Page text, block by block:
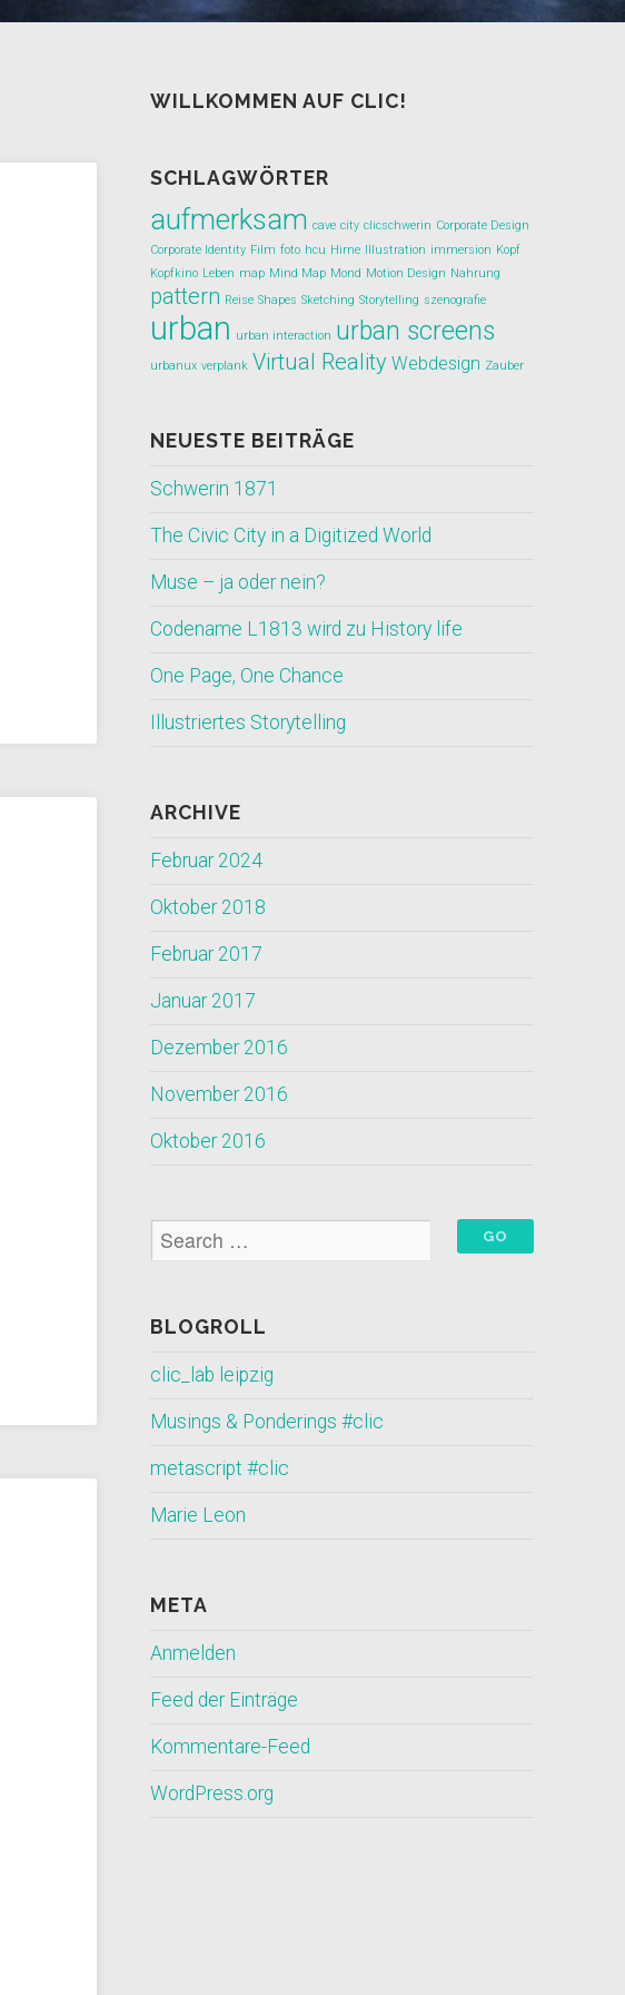
WILLKOMMEN AUF CLIC!
SCHLAGWÖRTER
aufmerksam cave city clicschwerin Corporate Design
Corporate Identity Film foto hcu Hirne Illustration immersion Kopf
Kopfkino Leben map Mind Map Mond Motion Design Nahrung
pattern Reise Shapes Sketching Storytelling szenografie
urban urban interaction urban screens
urbanux verplank Virtual Reality Webdesign Zauber
NEUESTE BEITRÄGE
Schwerin 1871
The Civic City in a Digitized World
Muse – ja oder nein?
Codename L1813 wird zu History life
One Page, One Chance
Illustriertes Storytelling
ARCHIVE
Februar 2024
Oktober 2018
Februar 2017
Januar 2017
Dezember 2016
November 2016
Oktober 2016
BLOGROLL
clic_lab leipzig
Musings & Ponderings #clic
metascript #clic
Marie Leon
META
Anmelden
Feed der Einträge
Kommentare-Feed
WordPress.org